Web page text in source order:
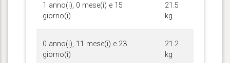
1 anno(i), 0 mese(i) e 15
giorno(i)
21.5
kg
0 anno(i), 11 mese(i) e 23
giorno(i)
21.2
kg